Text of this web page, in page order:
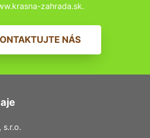
zahrada.sk.
NÁS
s.r.o.